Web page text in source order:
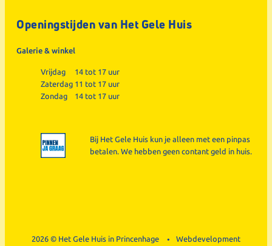
Openingstijden van Het Gele Huis
Galerie & winkel
Vrijdag
14 tot 17 uur
Zaterdag 11 tot 17 uur
Zondag
14 tot 17 uur
Bij Het Gele Huis kun je alleen met een pinpas
betalen. We hebben geen contant geld in huis.
2026 © Het Gele Huis in Princenhage Webdevelopment